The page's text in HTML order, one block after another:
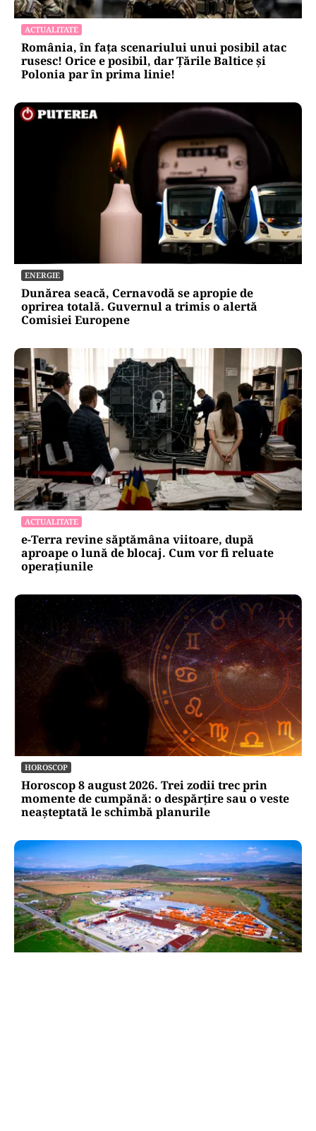
ACTUALITATE
România, în fața scenariului unui posibil atac
rusesc! Orice e posibil, dar Țările Baltice și
Polonia par în prima linie!
ENERGIE
Dunărea seacă, Cernavodă se apropie de
oprirea totală. Guvernul a trimis o alertă
Comisiei Europene
ACTUALITATE
e-Terra revine săptămâna viitoare, după
aproape o lună de blocaj. Cum vor fi reluate
operațiunile
HOROSCOP
Horoscop 8 august 2026. Trei zodii trec prin
momente de cumpănă: o despărțire sau o veste
neașteptată le schimbă planurile